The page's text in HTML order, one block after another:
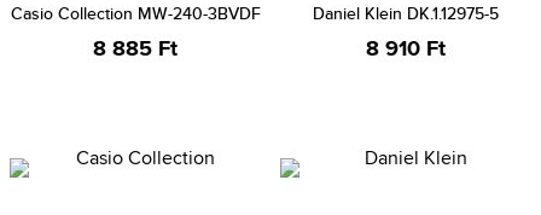
Casio Collection MW-240-3BVDF
8 885 Ft
Daniel Klein DK.1.12975-5
8 910 Ft